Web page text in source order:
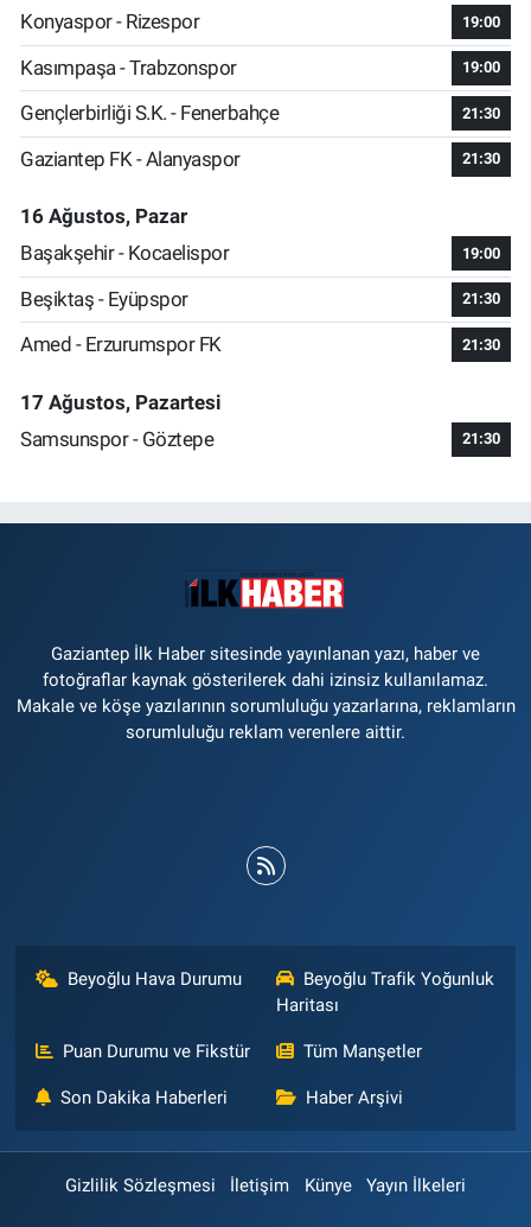
Konyaspor - Rizespor
19:00
Kasımpaşa - Trabzonspor 19:00
Gençlerbirliği S.K. - Fenerbahçe 21:30
Gaziantep FK - Alanyaspor 21:30
16 Ağustos, Pazar
Başakşehir - Kocaelispor
19:00
Beşiktaş - Eyüpspor 21:30
Amed - Erzurumspor FK 21:30
17 Ağustos, Pazartesi
Samsunspor - Göztepe
21:30
Gaziantep İlk Haber sitesinde yayınlanan yazı, haber ve
fotoğraflar kaynak gösterilerek dahi izinsiz kullanılamaz.
Makale ve köşe yazılarının sorumluluğu yazarlarına, reklamların
sorumluluğu reklam verenlere aittir.
Beyoğlu Hava Durumu
Beyoğlu Trafik Yoğunluk
Haritası
Puan Durumu ve Fikstür Tüm Manşetler
Son Dakika Haberleri Haber Arşivi
Gizlilik Sözleşmesi İletişim Künye Yayın İlkeleri